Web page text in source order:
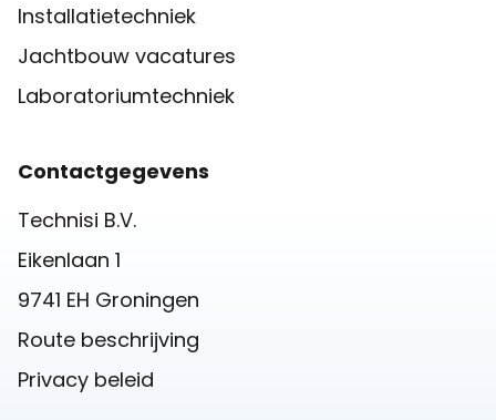
Installatietechniek
Jachtbouw vacatures
Laboratoriumtechniek
Contactgegevens
Technisi B.V.
Eikenlaan 1
9741 EH Groningen
Route beschrijving
Privacy beleid